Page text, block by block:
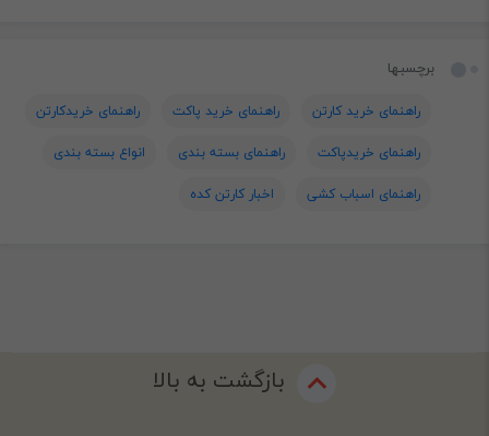
برچسبها
راهنمای خرید کارتن راهنمای خرید پاکت
راهنمای خریدکارتن
راهنمای خریدپاکت
راهنمای بسته بندی
انواع بسته بندی
راهنمای اسباب کشی
اخبار کارتن کده
بازگشت به بالا